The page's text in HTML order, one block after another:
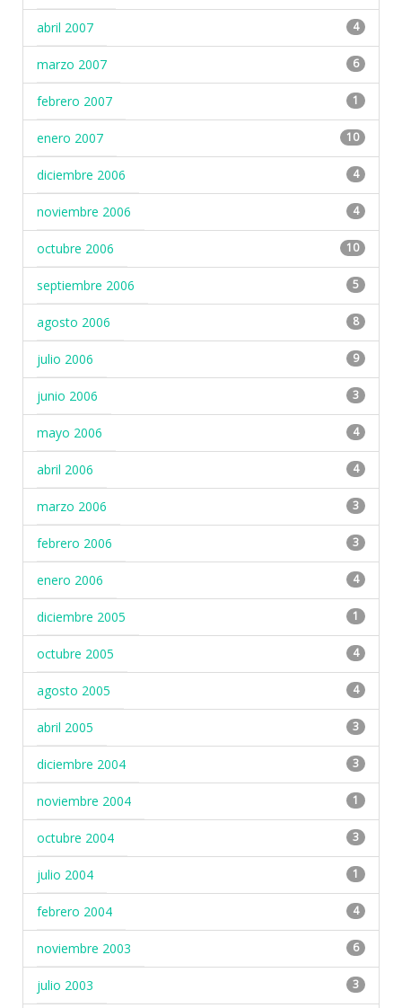
abril 2007 4
marzo 2007 6
febrero 2007 1
enero 2007 10
diciembre 2006 4
noviembre 2006 4
octubre 2006 10
septiembre 2006 5
agosto 2006 8
julio 2006 9
junio 2006 3
mayo 2006 4
abril 2006 4
marzo 2006 3
febrero 2006 3
enero 2006 4
diciembre 2005 1
octubre 2005 4
agosto 2005 4
abril 2005 3
diciembre 2004 3
noviembre 2004 1
octubre 2004 3
julio 2004 1
febrero 2004 4
noviembre 2003 6
julio 2003 3